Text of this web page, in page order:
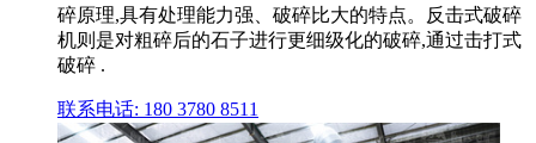
碎原理,具有处理能力强、破碎比大的特点。反击式破碎
机则是对粗碎后的石子进行更细级化的破碎,通过击打式
破碎 .
联系电话: 180 3780 8511